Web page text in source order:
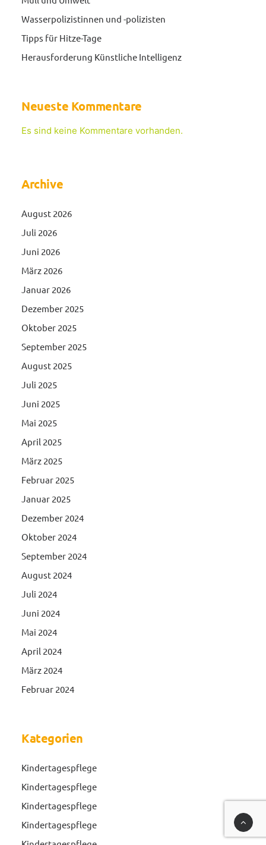
Wasserpolizistinnen und -polizisten
Tipps für Hitze-Tage
Herausforderung Künstliche Intelligenz
Neueste Kommentare
Es sind keine Kommentare vorhanden.
Archive
August 2026
Juli 2026
Juni 2026
März 2026
Januar 2026
Dezember 2025
Oktober 2025
September 2025
August 2025
Juli 2025
Juni 2025
Mai 2025
April 2025
März 2025
Februar 2025
Januar 2025
Dezember 2024
Oktober 2024
September 2024
August 2024
Juli 2024
Juni 2024
Mai 2024
April 2024
März 2024
Februar 2024
Kategorien
Kindertagespflege
Kindertagespflege
Kindertagespflege
Kindertagespflege